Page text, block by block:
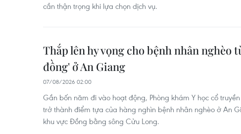
cần thận trọng khi lựa chọn dịch vụ.
Thắp lên hy vọng cho bệnh nhân nghèo
đồng' ở An Giang
07/08/2026 02:00
Gần bốn năm đi vào hoạt động, Phòng khám Y học cổ
trở thành điểm tựa của hàng nghìn bệnh nhân nghèo ở An
khu vực Đồng bằng sông Cửu Long.